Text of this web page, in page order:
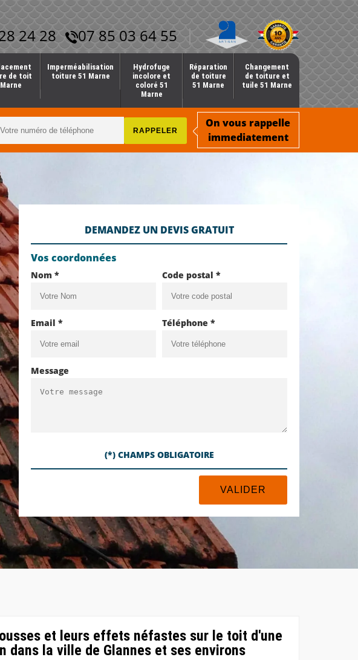
24 28 07 85 03 64 55
de toit
Imperméabilisation
toiture 51 Marne
Hydrofuge
incolore et
coloré 51
Marne
Réparation
de toiture
51 Marne
Changement
de toiture et
tuile 51 Marne
On vous rappelle
immediatement
DEMANDEZ UN DEVIS GRATUIT
Vos coordonnées
Nom * Code postal *
Email * Téléphone *
Message
(*) CHAMPS OBLIGATOIRE
et leurs effets néfastes sur le toit d'une
dans la ville de Glannes et ses environs